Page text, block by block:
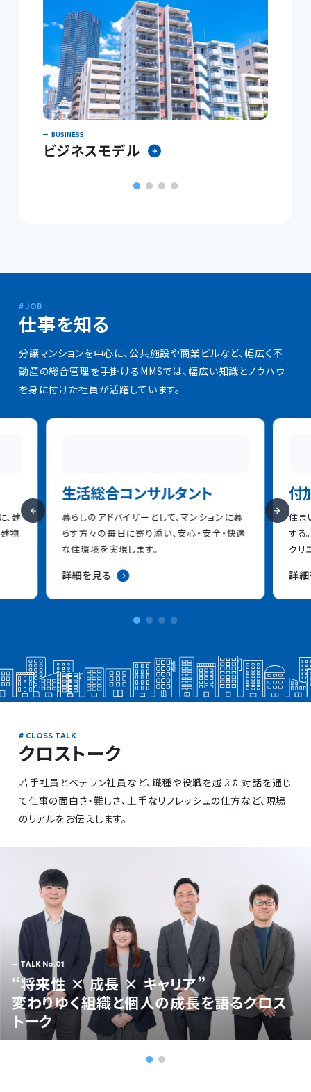
ビジネスモデル
仕事を知る
分譲マンションを中心に、公共施設や商業ビルなど、幅広く不
動産の総合管理を手掛けるMMSでは、幅広い知識とノウハウ
を身に付けた社員が活躍しています。
、建
物
生活総合コンサルタント
暮らしのアドバイザーとして、マンションに暮
らす方々の毎日に寄り添い、安心・安全・快適
な住環境を実現します。
詳細を見る
付
住ま
する
クリ
詳
クロストーク
若手社員とベテラン社員など、職種や役職を越えた対話を通じ
て仕事の面白さ・難しさ、上手なリフレッシュの仕方など、現場
のリアルをお伝えします。
“将来性 × 成長 × キャリア”
変わりゆく組織と個人の成長を語るクロス
トーク